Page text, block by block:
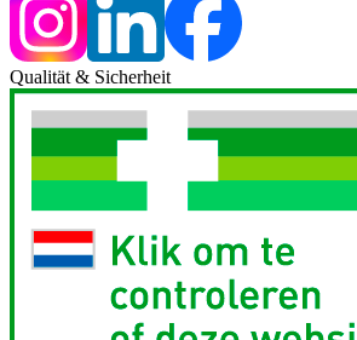
Qualität & Sicherheit